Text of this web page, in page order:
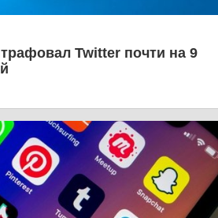
Twitter почти на 9